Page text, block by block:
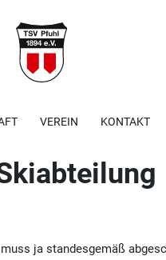
VEREIN KONTAKT
ja standesgemäß